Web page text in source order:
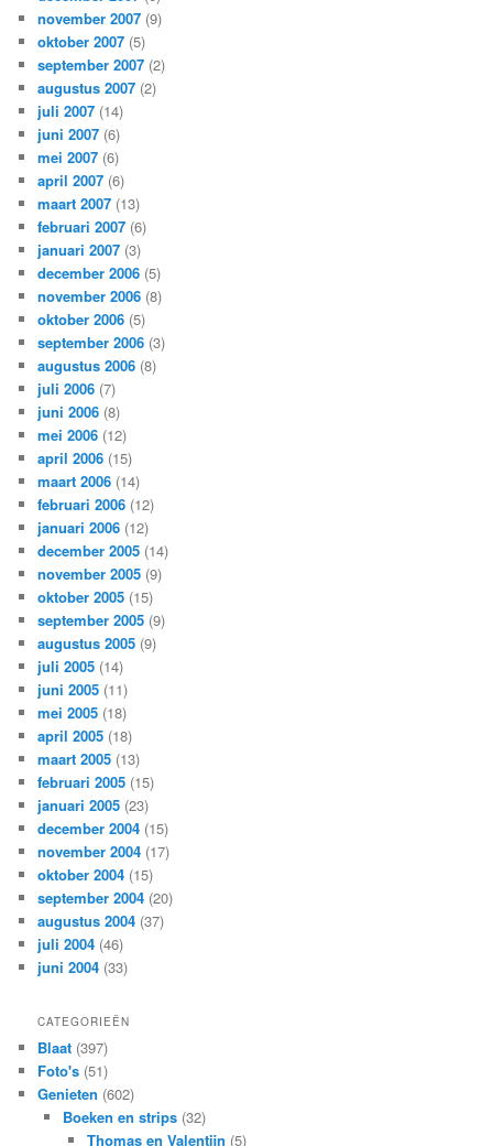
november 2007 (9)
oktober 2007 (5)
september 2007 (2)
augustus 2007 (2)
juli 2007 (14)
juni 2007 (6)
mei 2007 (6)
april 2007 (6)
maart 2007 (13)
februari 2007 (6)
januari 2007 (3)
december 2006 (5)
november 2006 (8)
oktober 2006 (5)
september 2006 (3)
augustus 2006 (8)
juli 2006 (7)
juni 2006 (8)
mei 2006 (12)
april 2006 (15)
maart 2006 (14)
februari 2006 (12)
januari 2006 (12)
december 2005 (14)
november 2005 (9)
oktober 2005 (15)
september 2005 (9)
augustus 2005 (9)
juli 2005 (14)
juni 2005 (11)
mei 2005 (18)
april 2005 (18)
maart 2005 (13)
februari 2005 (15)
januari 2005 (23)
december 2004 (15)
november 2004 (17)
oktober 2004 (15)
september 2004 (20)
augustus 2004 (37)
juli 2004 (46)
juni 2004 (33)
CATEGORIEËN
Blaat (397)
Foto's (51)
Genieten (602)
Boeken en strips(32)
Thomas en Valentijn (5)